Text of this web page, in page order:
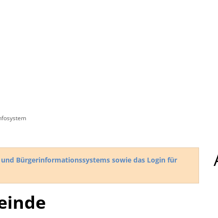
Bürgerinformationssystems sowie das Login für